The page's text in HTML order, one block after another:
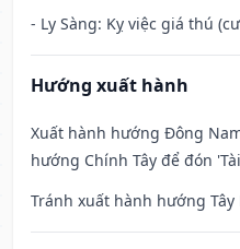
- Ly Sàng: Kỵ việc giá thú
Hướng xuất hành
Xuất hành hướng Đông
hướng Chính Tây để đón
Tránh xuất hành hướng Tây